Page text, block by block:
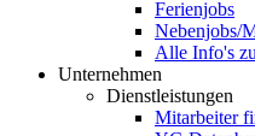
Ferienjobs
Nebenjobs/
Alle Info's
Unternehmen
Dienstleistungen
Mitarbeiter